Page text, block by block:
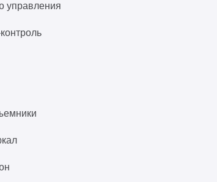
управления